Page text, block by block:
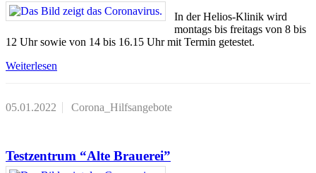
In der Helios-Klinik wird
montags bis freitags von 8 bis
12 Uhr sowie von 14 bis 16.15 Uhr mit Termin getestet.
Weiterlesen
05.01.2022 Corona_Hilfsangebote
Testzentrum “Alte Brauerei”